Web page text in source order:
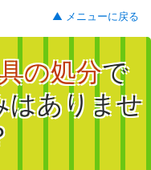
▲ メニューに戻る
の処分で
はありませ